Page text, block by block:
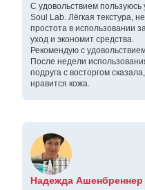
С удовольствием пользуюсь
Soul Lab. Лёгкая текстура,
простота в использовании
уход и экономит средства.
Рекомендую с
После недели
подруга с восторгом
нравится кожа.
Надежда Ашенбреннер